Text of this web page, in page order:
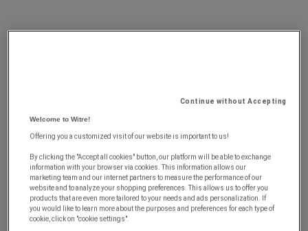
Continue without Accepting
Welcome to Witre!
Offering you a customized visit of our website is important to us!
By clicking the "Accept all cookies" button, our platform will be able to exchange
information with your browser via cookies. This information allows our
marketing team and our internet partners to measure the performance of our
website and to analyze your shopping preferences. This allows us to offer you
products that are even more tailored to your needs and ads personalization. If
you would like to learn more about the purposes and preferences for each type of
cookie, click on "cookie settings".